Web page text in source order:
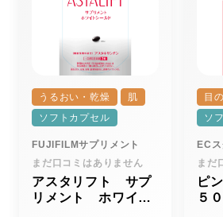
うるおい・乾燥
肌
ソフトカプセル
FUJIFILMサプリメント
まだ口コミはありません
アスタリフト サプ
リメント ホワイト
目
ソ
EC
まだ
ピ
５